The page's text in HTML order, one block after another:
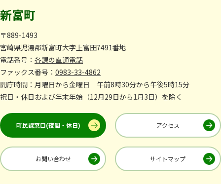
新富町
〒889-1493
宮崎県児湯郡新富町大字上富田7491番地
電話番号： 各課の直通電話
ファックス番号： 0983-33-4862
開庁時間：月曜日から金曜日 午前8時30分から午後5時15分
祝日・休日および年末年始（12月29日から1月3日）を除く
町民課窓口(夜間・休日) アクセス
お問い合わせ サイトマップ